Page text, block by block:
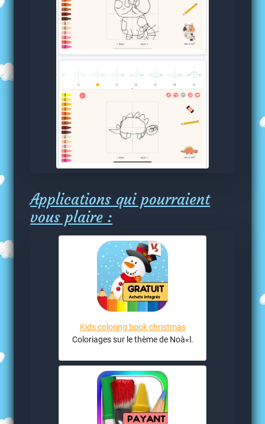
Applications qui pourraient
vous plaire :
Kids coloring book christmas
Coloriages sur le thème de Noà«l.